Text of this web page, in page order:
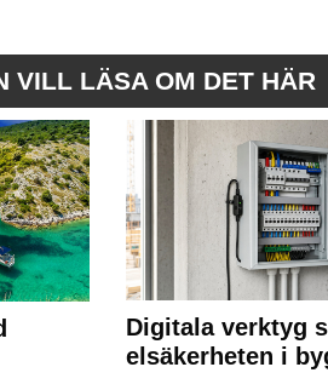
VILL LÄSA OM DET HÄR
Digitala verktyg
elsäkerheten i